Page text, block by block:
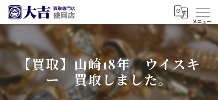
【買取】山崎18年 ウイスキ
ー 買取しました。